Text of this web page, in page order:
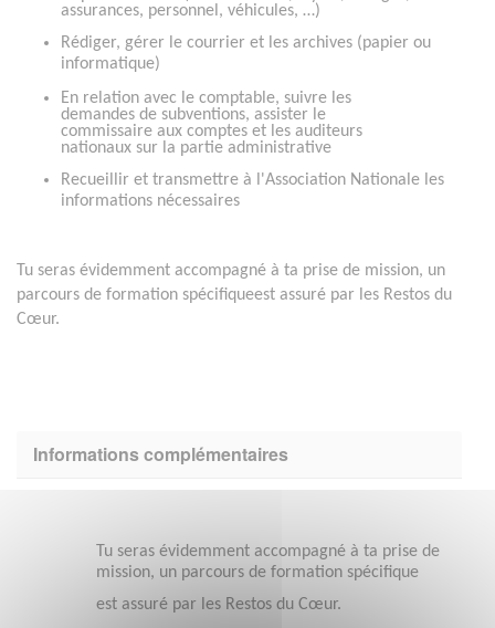
assurances, personnel, véhicules, …)
Rédiger, gérer le courrier et les archives (papier ou
informatique)
En relation avec le comptable, suivre les
demandes de subventions, assister le
commissaire aux comptes et les auditeurs
nationaux sur la partie administrative
Recueillir et transmettre à l'Association Nationale les
informations nécessaires
Tu seras évidemment accompagné à ta prise de mission, un
parcours de formation spécifiqueest assuré par les Restos du
Cœur.
Informations complémentaires
Tu seras évidemment accompagné à ta prise de
mission, un parcours de formation spécifique
est assuré par les Restos du Cœur.